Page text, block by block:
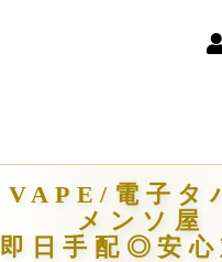
VAPE/電子タ
メンソ屋
即日手配◎安心